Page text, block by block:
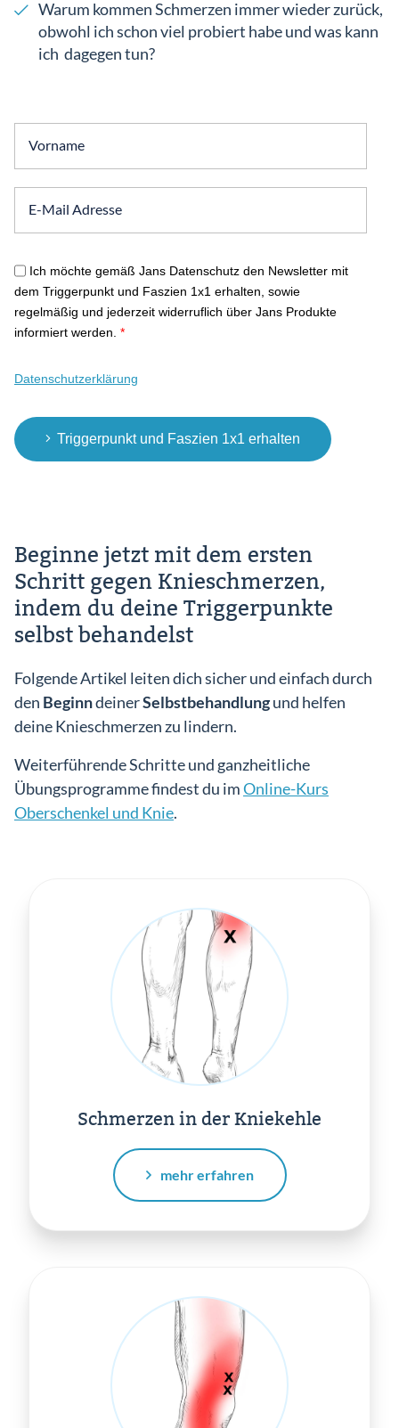
Warum kommen Schmerzen immer wieder zurück,
obwohl ich schon viel probiert habe und was kann
ich dagegen tun?
Ich möchte gemäß Jans Datenschutz den Newsletter mit
dem Triggerpunkt und Faszien 1x1 erhalten, sowie
regelmäßig und jederzeit widerruflich über Jans Produkte
informiert werden. *
Datenschutzerklärung
Triggerpunkt und Faszien 1x1 erhalten
Beginne jetzt mit dem ersten
Schritt gegen Knieschmerzen,
indem du deine Triggerpunkte
selbst behandelst
Folgende Artikel leiten dich sicher und einfach durch
den BeginndeinerSelbstbehandlungund helfen
deine Knieschmerzen zu lindern.
Weiterführende Schritte und ganzheitliche
Übungsprogramme findest du imOnline-Kurs
Oberschenkel und Knie.
Schmerzen in der Kniekehle
mehr erfahren